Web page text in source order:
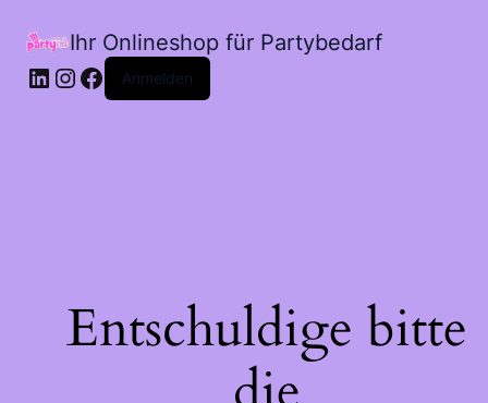
Ihr Onlineshop für Partybedarf
LinkedIn
Instagram
Facebook
Anmelden
Entschuldige bitte